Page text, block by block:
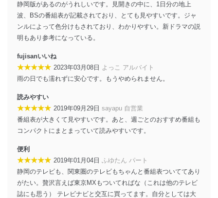
情報システムの使用に伴う漏洩等の防止
メール等により個人データの含まれるファイルを
送信する場合に、当該ファイルへのパスワードを
設定しています。
個人情報保護マネジメントシステムの継続的改善
当社は、内部監査及びマネジメントレビューの機会を通
善し、常に最良の状態を維持します。
苦情及び相談受付け窓口
貴殿の個人情報及び当社の個人情報保護マネジメントシ
適切、かつ迅速に対応させていただきます。
株式会社富士山マガジンサービス 個人情報問い合わせ
係
TEL：0570-200-223
静岡版があるのがうれしいです。見開きの中に、1日分の地上
波、BSの番組表が記載されており、とても見やすいです。ジャ
ンルによって色分けもされており、わかりやすい。新ドラマの説
明もあり参考になっている。
fujisanいいね
★★★★★ 2023年03月08日 よっこ アルバイト
雨の日でも濡れずに安心です。もうやめられません。
読みやすい
★★★★★ 2019年09月29日 sayapu 自営業
番組表が大きくて見やすいです。あと、週ごとのおすすめ番組も
コンパクトにまとまっていて読みやすいです。
便利
★★★★★ 2019年01月04日 ふゆたん パート
静岡のテレビも、関東圏のテレビもちゃんと番組表ついててあり
がたい。贅沢言えば東京MXもついてればな（これは他のテレビ
誌にも思う） テレビナビと交互に買ってます。自分としては大